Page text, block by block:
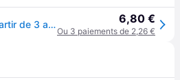
Taille-crayon Woody (à partir de 3 ans) 6,80 €
Ou 3 paiements de 2,26 €